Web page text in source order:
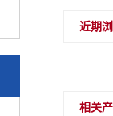
近期浏
相关